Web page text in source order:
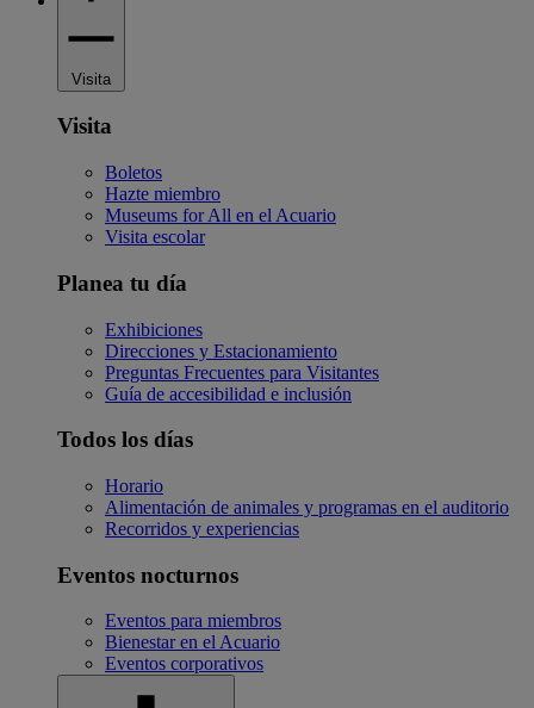
Visita
Visita
Boletos
Hazte miembro
Museums for All en el Acuario
Visita escolar
Planea tu día
Exhibiciones
Direcciones y Estacionamiento
Preguntas Frecuentes para Visitantes
Guía de accesibilidad e inclusión
Todos los días
Horario
Alimentación de animales y programas en el auditorio
Recorridos y experiencias
Eventos nocturnos
Eventos para miembros
Bienestar en el Acuario
Eventos corporativos